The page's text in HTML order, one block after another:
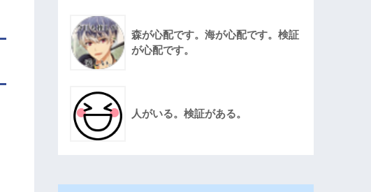
森が心配です。海が心配です。検証
が心配です。
人がいる。検証がある。